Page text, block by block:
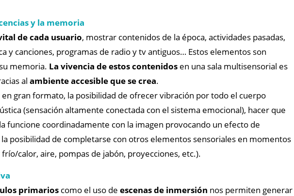
y la memoria
de cada usuario, mostrar contenidos de la época, actividades pasadas,
y canciones, programas de radio y tv antiguos… Estos elementos son
memoria. La vivencia de estos contenidos en una sala multisensorial es
al ambiente accesible que se crea.
gran formato, la posibilidad de ofrecer vibración por todo el cuerpo
(sensación altamente conectada con el sistema emocional), hacer que
funcione coordinadamente con la imagen provocando un efecto de
posibilidad de completarse con otros elementos sensoriales en momentos
calor, aire, pompas de jabón, proyecciones, etc.).
primarios como el uso de escenas de inmersión nos permiten